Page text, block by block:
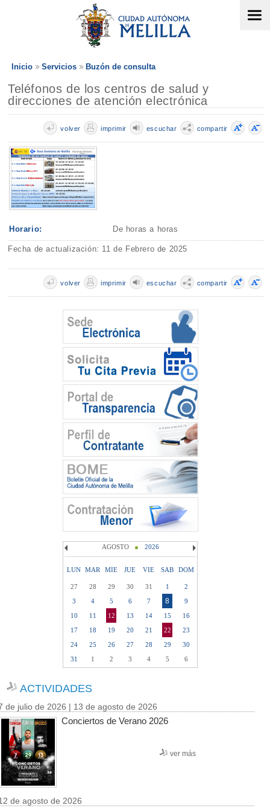
Inicio Servicios Buzón de consulta
Teléfonos de los centros de salud y
direcciones de atención electrónica
compartir
escuchar
imprimir
volver
Horario: De horas a horas
Fecha de actualización: 11 de Febrero de 2025
compartir
escuchar
imprimir
volver
AGOSTO 2026
LUN MAR MIE JUE VIE SAB DOM
27 28 29 30 31 1
2
3
4 5 6 7 8
9
10
11 12 13 14 15
16
17
18 19 20 21 22
23
24
25 26 27 28 29
30
31
1 2 3 4 5 6
ACTIVIDADES
de julio de 2026 | 13 de agosto de 2026
Conciertos de Verano 2026
ver más
de agosto de 2026